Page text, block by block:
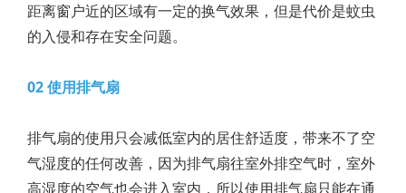
距离窗户近的区域有一定的换气效果，但是代价是蚊虫
的入侵和存在安全问题。
02 使用排气扇
排气扇的使用只会减低室内的居住舒适度，带来不了空
气湿度的任何改善，因为排气扇往室外排空气时，室外
高湿度的空气也会进入室内，所以使用排气扇只能在通